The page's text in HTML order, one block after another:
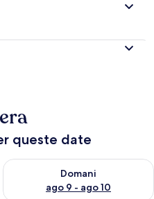
queste date
sera, ago 8 - ago 9
Domani
ago 9 - ago 10
Verifica la disponibilità per